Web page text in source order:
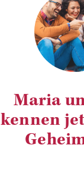
Maria
kennen